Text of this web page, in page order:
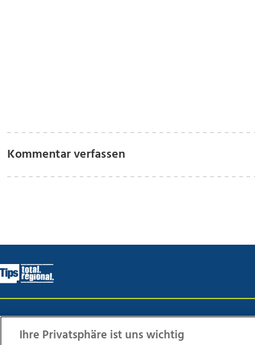
Kommentar verfassen
Ihre Privatsphäre ist uns wichtig